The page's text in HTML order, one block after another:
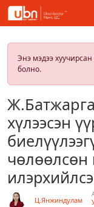
Энэ мэдээ
болно.
хүлээсэн
чөлөөлсөн
Ц.Янжиндулам